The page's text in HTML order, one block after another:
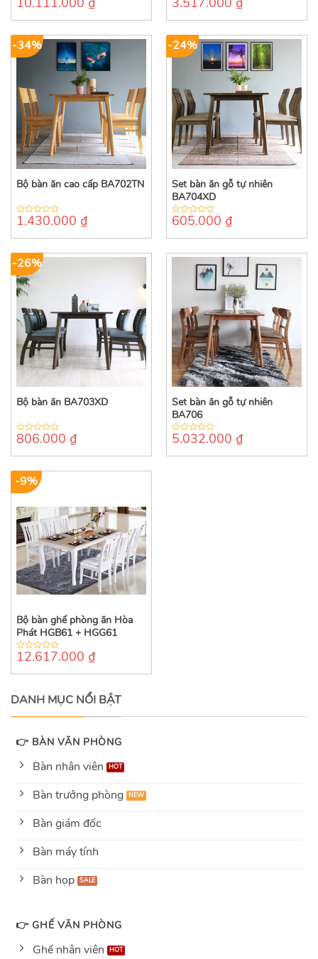
0
of
0
of
-34%
Bộ bàn ăn cao cấp BA702TN
0
of
1.430.000 ₫
-24%
Set bàn ăn gỗ tự nhiên
BA704XD
0
of
605.000 ₫
-26%
Bộ bàn ăn BA703XD
0
of
806.000 ₫
Set bàn ăn gỗ tự nhiên
BA706
0
of
5.032.000 ₫
-9%
Bộ bàn ghế phòng ăn Hòa
Phát HGB61 + HGG61
0
of
12.617.000 ₫
DANH MỤC NỔI BẬT
👉 BÀN VĂN PHÒNG
Bàn nhân viên
Bàn trưởng phòng
Bàn giám đốc
Bàn máy tính
Bàn họp
👉 GHẾ VĂN PHÒNG
Ghế nhân viên